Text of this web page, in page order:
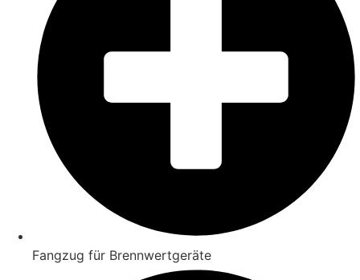
Fangzug für Brennwertgeräte